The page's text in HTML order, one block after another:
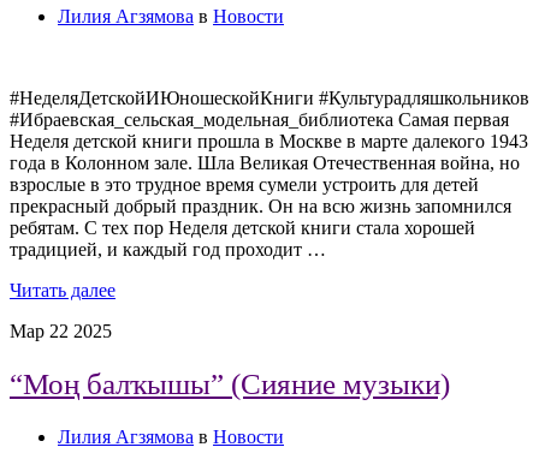
Лилия Агзямова в Новости
#НеделяДетскойИЮношескойКниги #Культурадляшкольников
#Ибраевская_сельская_модельная_библиотека Самая первая
Неделя детской книги прошла в Москве в марте далекого 1943
года в Колонном зале. Шла Великая Отечественная война, но
взрослые в это трудное время сумели устроить для детей
прекрасный добрый праздник. Он на всю жизнь запомнился
ребятам. С тех пор Неделя детской книги стала хорошей
традицией, и каждый год проходит …
Читать далее
Мар 22 2025
“Моң балҡышы” (Сияние музыки)
Лилия Агзямова в Новости